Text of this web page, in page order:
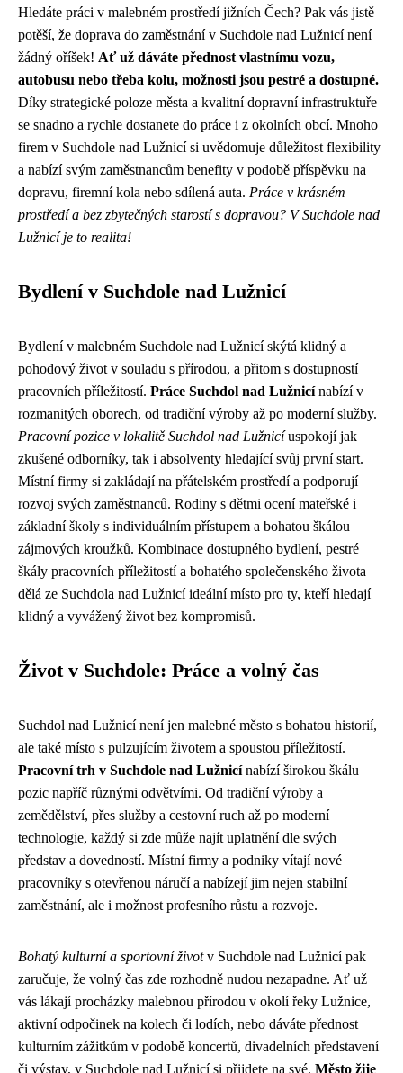
Hledáte práci v malebném prostředí jižních Čech? Pak vás jistě
potěší, že doprava do zaměstnání v Suchdole nad Lužnicí není
žádný oříšek! Ať už dáváte přednost vlastnímu vozu,
autobusu nebo třeba kolu, možnosti jsou pestré a dostupné.
Díky strategické poloze města a kvalitní dopravní infrastruktuře
se snadno a rychle dostanete do práce i z okolních obcí. Mnoho
firem v Suchdole nad Lužnicí si uvědomuje důležitost flexibility
a nabízí svým zaměstnancům benefity v podobě příspěvku na
dopravu, firemní kola nebo sdílená auta. Práce v krásném
prostředí a bez zbytečných starostí s dopravou? V Suchdole nad
Lužnicí je to realita!
Bydlení v Suchdole nad Lužnicí
Bydlení v malebném Suchdole nad Lužnicí skýtá klidný a
pohodový život v souladu s přírodou, a přitom s dostupností
pracovních příležitostí. Práce Suchdol nad Lužnicínabízí v
rozmanitých oborech, od tradiční výroby až po moderní služby.
Pracovní pozice v lokalitě Suchdol nad Lužnicíuspokojí jak
zkušené odborníky, tak i absolventy hledající svůj první start.
Místní firmy si zakládají na přátelském prostředí a podporují
rozvoj svých zaměstnanců. Rodiny s dětmi ocení mateřské i
základní školy s individuálním přístupem a bohatou škálou
zájmových kroužků. Kombinace dostupného bydlení, pestré
škály pracovních příležitostí a bohatého společenského života
dělá ze Suchdola nad Lužnicí ideální místo pro ty, kteří hledají
klidný a vyvážený život bez kompromisů.
Život v Suchdole: Práce a volný čas
Suchdol nad Lužnicí není jen malebné město s bohatou historií,
ale také místo s pulzujícím životem a spoustou příležitostí.
Pracovní trh v Suchdole nad Lužnicínabízí širokou škálu
pozic napříč různými odvětvími. Od tradiční výroby a
zemědělství, přes služby a cestovní ruch až po moderní
technologie, každý si zde může najít uplatnění dle svých
představ a dovedností. Místní firmy a podniky vítají nové
pracovníky s otevřenou náručí a nabízejí jim nejen stabilní
zaměstnání, ale i možnost profesního růstu a rozvoje.
Bohatý kulturní a sportovní životv Suchdole nad Lužnicí pak
zaručuje, že volný čas zde rozhodně nudou nezapadne. Ať už
vás lákají procházky malebnou přírodou v okolí řeky Lužnice,
aktivní odpočinek na kolech či lodích, nebo dáváte přednost
kulturním zážitkům v podobě koncertů, divadelních představení
či výstav, v Suchdole nad Lužnicí si přijdete na své. Město žije